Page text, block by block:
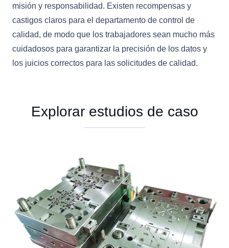
misión y responsabilidad. Existen recompensas y
castigos claros para el departamento de control de
calidad, de modo que los trabajadores sean mucho más
cuidadosos para garantizar la precisión de los datos y
los juicios correctos para las solicitudes de calidad.
Explorar estudios de caso